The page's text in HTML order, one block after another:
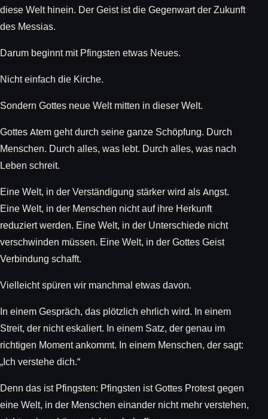
diese Welt hinein. Der Geist ist die Gegenwart der Zukunft
des Messias.
Darum beginnt mit Pfingsten etwas Neues.
Nicht einfach die Kirche.
Sondern Gottes neue Welt mitten in dieser Welt.
Gottes Atem geht durch seine ganze Schöpfung. Durch
Menschen. Durch alles, was lebt. Durch alles, was nach
Leben schreit.
Eine Welt, in der Verständigung stärker wird als Angst.
Eine Welt, in der Menschen nicht auf ihre Herkunft
reduziert werden. Eine Welt, in der Unterschiede nicht
verschwinden müssen. Eine Welt, in der Gottes Geist
Verbindung schafft.
Vielleicht spüren wir manchmal etwas davon.
In einem Gespräch, das plötzlich ehrlich wird. In einem
Streit, der nicht eskaliert. In einem Satz, der genau im
richtigen Moment ankommt. In einem Menschen, der sagt:
„Ich verstehe dich.“
Denn das ist Pfingsten: Pfingsten ist Gottes Protest gegen
eine Welt, in der Menschen einander nicht mehr verstehen,